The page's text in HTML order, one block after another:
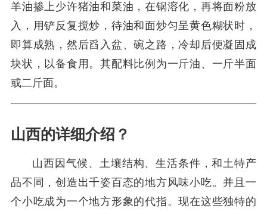
羊油掺上少许猪油和菜油，在锅溶化，再将面粉放
入，用铲反复搅炒，待油和面炒匀呈黄色糊状时，
即算成熟，然后舀入盆、碗之路，冷却后便凝固成
块状，以备食用。其配料比例为一斤油、一斤半面
或二斤面。
山西的详细介绍？
山西因气候、土壤结构、生活条件，和土特产
品不同，创造出千姿百态的地方风味小吃。并且一
个小吃成为一个地方形象的代指。现在这些独特的